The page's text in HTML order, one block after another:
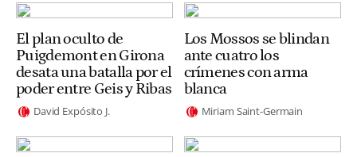
El plan oculto de
Puigdemont en Girona
desata una batalla por el
poder entre Geis y Ribas
David Expósito J.
Los Mossos se blindan
ante cuatro los
crímenes con arma
blanca
Miriam Saint-Germain